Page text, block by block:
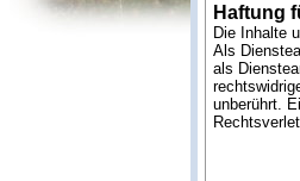
Haftung
Die Inhalte
Als
als
unberührt.